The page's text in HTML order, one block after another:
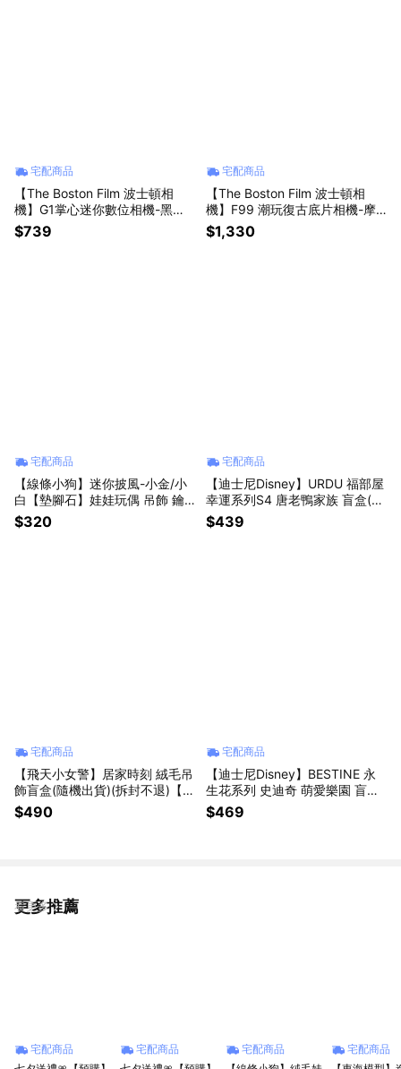
宅配商品
【The Boston Film 波士頓相
機】G1掌心迷你數位相機-黑色/
咖啡色/白色【墊腳石】出貨時間
約3~14日工作天(不含例假日)預
$739
宅配商品
【The Boston Film 波士頓相
機】F99 潮玩復古底片相機-摩
卡棕/薰衣草紫/萊姆綠/晴空藍/蜜
桃粉/永恆黑/經典白【墊腳石】
$1,330
宅配商品
【線條小狗】迷你披風-小金/小
白【墊腳石】娃娃玩偶 吊飾 鑰
匙圈 娃衣
$320
宅配商品
【迪士尼Disney】URDU 福部屋
幸運系列S4 唐老鴨家族 盲盒(隨
機出貨)(拆封不退)【墊腳石】盒
玩 公仔擺飾
$439
宅配商品
【飛天小女警】居家時刻 絨毛吊
飾盲盒(隨機出貨)(拆封不退)【墊
腳石】
$490
宅配商品
【迪士尼Disney】BESTINE 永
生花系列 史迪奇 萌愛樂園 盲盒
(隨機出貨)(拆封不退)【墊腳石】
$469
更多推薦
看更多
宅配商品
宅配商品
宅配商品
宅配商品